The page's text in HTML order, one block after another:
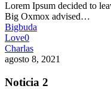
Lorem Ipsum decided to
Big Oxmox advised…
Bigbuda
Love0
Charlas
agosto 8, 2021
Noticia 2